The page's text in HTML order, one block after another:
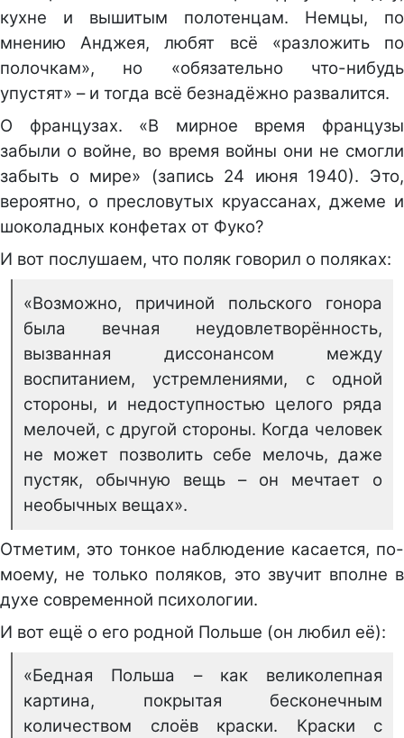
кухне и вышитым полотенцам. Немцы, по
мнению Анджея, любят всё «разложить по
полочкам», но «обязательно что-нибудь
упустят» – и тогда всё безнадёжно развалится.
О французах. «В мирное время французы
забыли о войне, во время войны они не смогли
забыть о мире» (запись 24 июня 1940). Это,
вероятно, о пресловутых круассанах, джеме и
шоколадных конфетах от Фуко?
И вот послушаем, что поляк говорил о поляках:
«Возможно, причиной польского гонора
была вечная неудовлетворённость,
вызванная диссонансом между
воспитанием, устремлениями, с одной
стороны, и недоступностью целого ряда
мелочей, с другой стороны. Когда человек
не может позволить себе мелочь, даже
пустяк, обычную вещь – он мечтает о
необычных вещах».
Отметим, это тонкое наблюдение касается, по-
моему, не только поляков, это звучит вполне в
духе современной психологии.
И вот ещё о его родной Польше (он любил её):
«Бедная Польша – как великолепная
картина, покрытая бесконечным
количеством слоёв краски. Краски с